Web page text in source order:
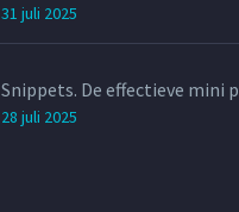
31 juli 2025
Snippets. De effectieve mini
28 juli 2025